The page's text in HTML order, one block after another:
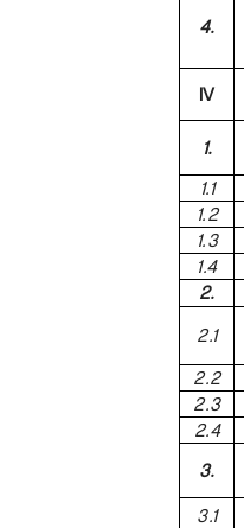
4.
IV
1.
1.1
1.2
1.3
1.4
2.
2.1
2.2
2.3
2.4
3.
3.1